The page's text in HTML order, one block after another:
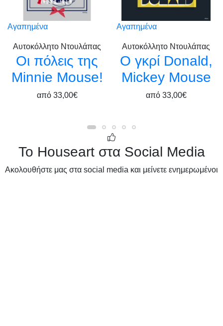
Αγαπημένα
Αυτοκόλλητο Ντουλάπας
Οι πόλεις της
Μinnie Mouse!
από 33,00€
Αγαπημένα
Αυτοκόλλητο Ντουλάπας
Ο γκρί Donald,
Mickey Mouse
από 33,00€
Το Houseart στα Social Media
Ακολουθήστε μας στα social media και μείνετε ενημερωμένοι